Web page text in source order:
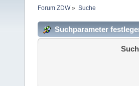
Forum ZDW» Suche
Suchparameter